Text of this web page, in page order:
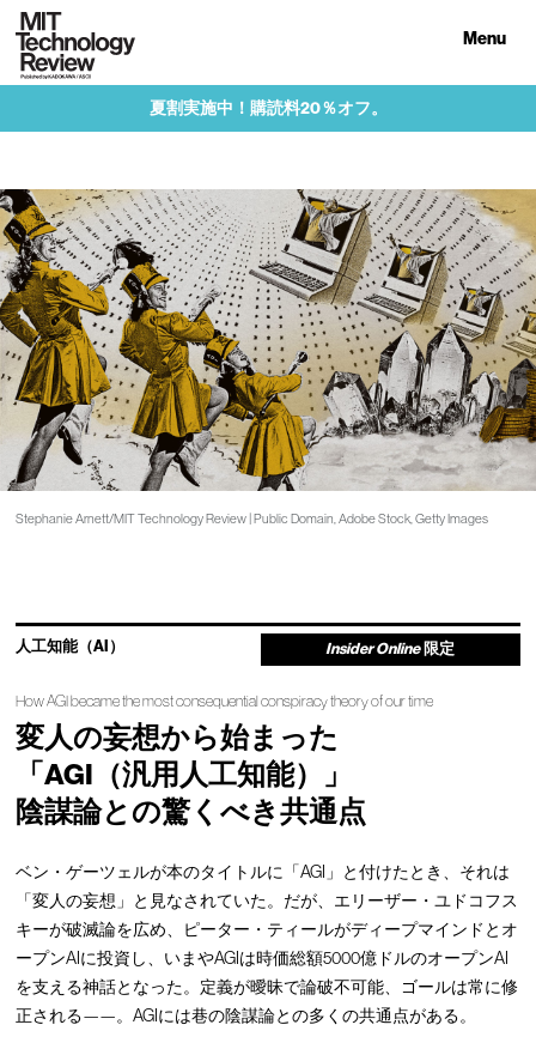
Menu
夏割実施中！購読料20％オフ。
Stephanie Arnett/MIT Technology Review | Public Domain, Adobe Stock, Getty Images
人工知能（AI） Insider Online 限定
How AGI became the most consequential conspiracy theory of our time
変人の妄想から始まった
「AGI（汎用人工知能）」
陰謀論との驚くべき共通点
ベン・ゲーツェルが本のタイトルに「AGI」と付けたとき、それは
「変人の妄想」と見なされていた。だが、エリーザー・ユドコフス
キーが破滅論を広め、ピーター・ティールがディープマインドとオ
ープンAIに投資し、いまやAGIは時価総額5000億ドルのオープンAI
を支える神話となった。定義が曖昧で論破不可能、ゴールは常に修
正される——。AGIには巷の陰謀論との多くの共通点がある。